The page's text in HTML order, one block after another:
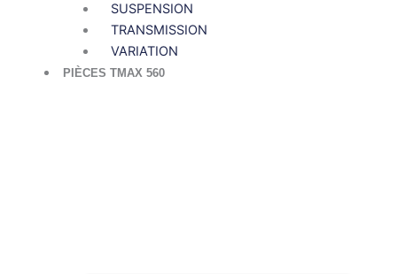
SUSPENSION
TRANSMISSION
VARIATION
PIÈCES TMAX 560